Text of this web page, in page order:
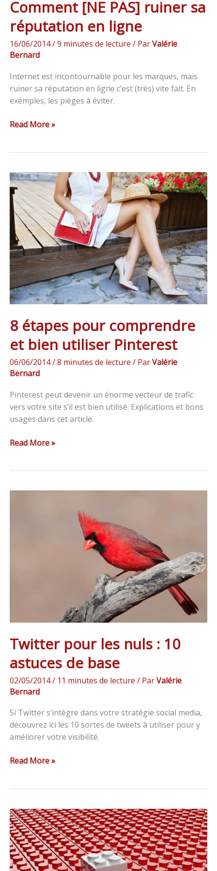
Comment [NE PAS] ruiner sa
réputation en ligne
16/06/2014/9 minutes de lecture / ParValérie
Bernard
Internet est incontournable pour les marques, mais
ruiner sa réputation en ligne c’est (très) vite fait. En
exemples, les pièges à éviter.
Read More »
8 étapes pour comprendre
et bien utiliser Pinterest
06/06/2014/8 minutes de lecture / ParValérie
Bernard
Pinterest peut devenir un énorme vecteur de trafic
vers votre site s’il est bien utilisé. Explications et bons
usages dans cet article.
8
étapes
pour
comprendre
et
bien
utiliser
Pinterest
Read More »
Twitter pour les nuls : 10
astuces de base
02/05/2014/ 11 minutes de lecture / ParValérie
Bernard
Si Twitter s’intègre dans votre stratégie social media,
découvrez ici les 10 sortes de tweets à utiliser pour y
améliorer votre visibilité.
Read More »
6
idées
reçues
sur
le